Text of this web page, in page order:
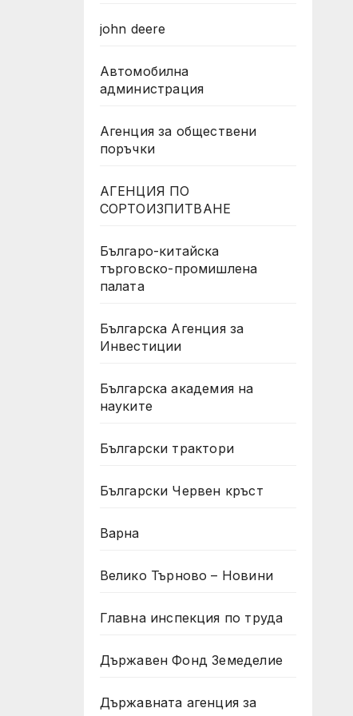
john deere
Автомобилна
администрация
Агенция за обществени
поръчки
АГЕНЦИЯ ПО
СОРТОИЗПИТВАНЕ
Българо-китайска
търговско-промишлена
палата
Българска Агенция за
Инвестиции
Българска академия на
науките
Български трактори
Български Червен кръст
Варна
Велико Търново – Новини
Главна инспекция по труда
Държавен Фонд Земеделие
Държавната агенция за